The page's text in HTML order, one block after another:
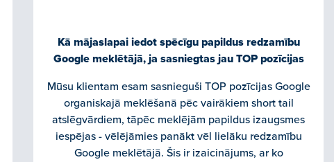
Kā mājaslapai iedot spēcīgu papildus redzamību
Google meklētājā, ja sasniegtas jau TOP pozīcijas
Mūsu klientam esam sasnieguši TOP pozīcijas Google
organiskajā meklēšanā pēc vairākiem short tail
atslēgvārdiem, tāpēc meklējām papildus izaugsmes
iespējas - vēlējāmies panākt vēl lielāku redzamību
Google meklētājā. Šis ir izaicinājums, ar ko